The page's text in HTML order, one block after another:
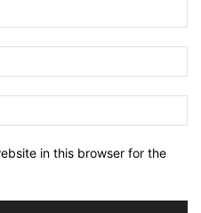
in this browser for the